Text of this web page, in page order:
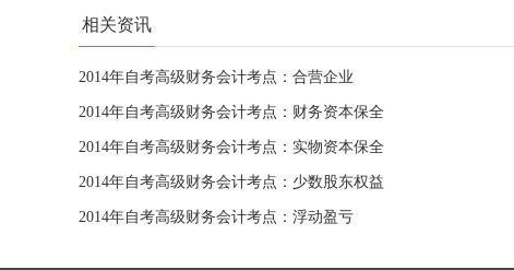
相关资讯
2014年自考高级财务会计考点：合营企业
2014年自考高级财务会计考点：财务资本保全
2014年自考高级财务会计考点：实物资本保全
2014年自考高级财务会计考点：少数股东权益
2014年自考高级财务会计考点：浮动盈亏